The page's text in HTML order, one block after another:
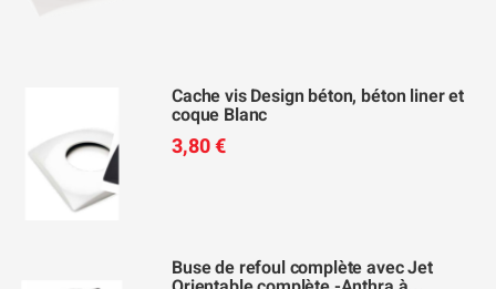
Cache vis Design béton, béton liner et
coque Blanc
3,80 €
Buse de refoul complète avec Jet